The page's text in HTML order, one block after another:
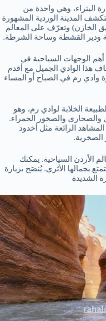
البتراء، وهي واحدة من
المدينة الوردية المشهورة
الخازن) وتعرّف على المعالم
ودير القشطة وساحة الشرطة.
الوجهات السياحية في
هذا الوادي الجميل مع أقدم
وادي رم في الصباح أو المساء
الخلابة لوادي رم، وهو
والصحارى والصخور الحمراء.
الرائعة مثل أخدود
الصخرية.
الأردن السياحية. يمكنك
بجمالها الأثري. يُنصَح بزيارة
الشديدة